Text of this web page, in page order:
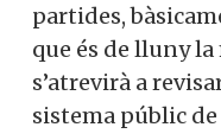
partides,
que és de lluny
s’atrevirà a
sistema públic